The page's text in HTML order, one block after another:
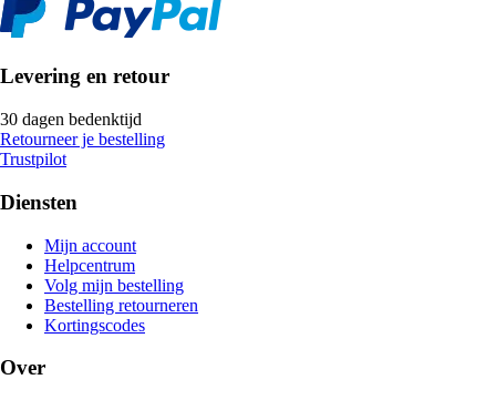
Levering en retour
30 dagen bedenktijd
Retourneer je bestelling
Trustpilot
Diensten
Mijn account
Helpcentrum
Volg mijn bestelling
Bestelling retourneren
Kortingscodes
Over